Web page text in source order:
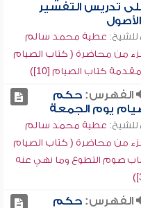
تدريس التفسير
للشيخ: عطية محمد سالم
من محاضرة ( كتاب الصيام
كتاب الصيام [10])
الفهرس:حكم
يوم الجمعة
للشيخ: عطية محمد سالم
من محاضرة ( كتاب الصيام
صوم التطوع وما نهي عنه
الفهرس:حكم